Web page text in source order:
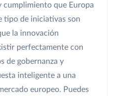
cumplimiento que Europa
tipo de iniciativas son
la innovación
perfectamente con
de gobernanza y
inteligente a una
europeo. Puedes